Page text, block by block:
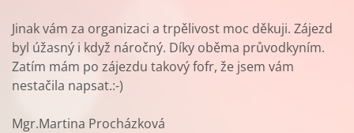
Jinak vám za organizaci a trpělivost moc děkuji. Zájezd
byl úžasný i když náročný. Díky oběma průvodkyním.
Zatím mám po zájezdu takový fofr, že jsem vám
nestačila napsat.:-)
Mgr.Martina Procházková